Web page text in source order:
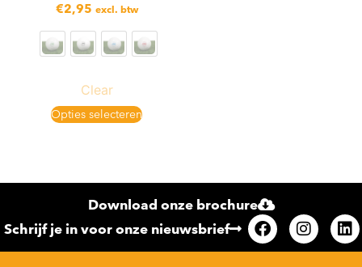
€2,95 excl. btw
Clear
Opties selecteren
Download onze brochure
Schrijf je in voor onze nieuwsbrief